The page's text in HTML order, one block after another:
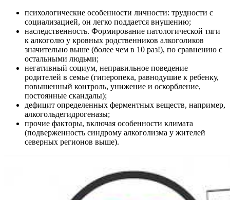
психологические особенности личности: трудности с
социализацией, он легко поддается внушению;
наследственность. Формирование патологической тяги
к алкоголю у кровных родственников алкоголиков
значительно выше (более чем в 10 раз!), по сравнению с
остальными людьми;
негативный социум, неправильное поведение
родителей в семье (гиперопека, равнодушие к ребенку,
повышенный контроль, унижение и оскорбление,
постоянные скандалы);
дефицит определенных ферментных веществ, например,
алкогольдегидрогеназы;
прочие факторы, включая особенности климата
(подверженность синдрому алкоголизма у жителей
северных регионов выше).